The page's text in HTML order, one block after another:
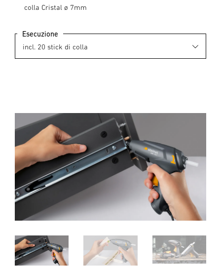
colla Cristal ø 7mm
Esecuzione